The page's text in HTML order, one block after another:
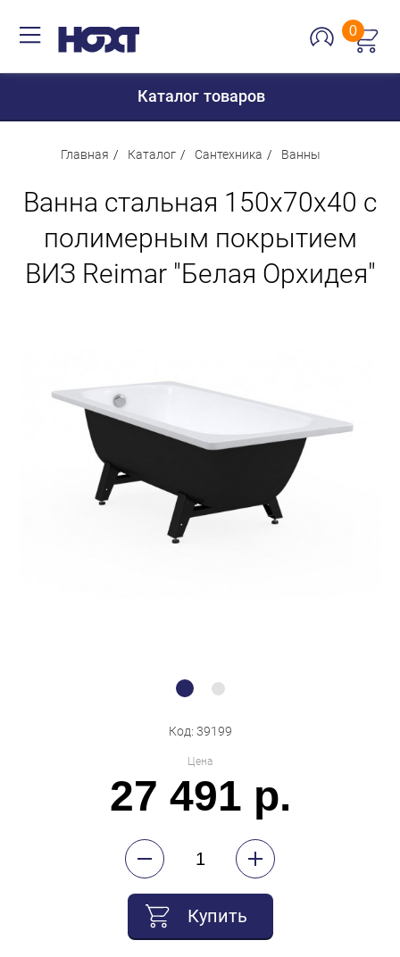
0
Каталог товаров
Для дома
Для кухни
Сантехника
Мебель
Бытовая техника
Обувь для дома и дачи
Главная Каталог Сантехника Ванны
Ванна стальная 150х70х40 с
полимерным покрытием
ВИЗ Reimar "Белая Орхидея"
Код: 39199
Цена
27 491 р.
Купить